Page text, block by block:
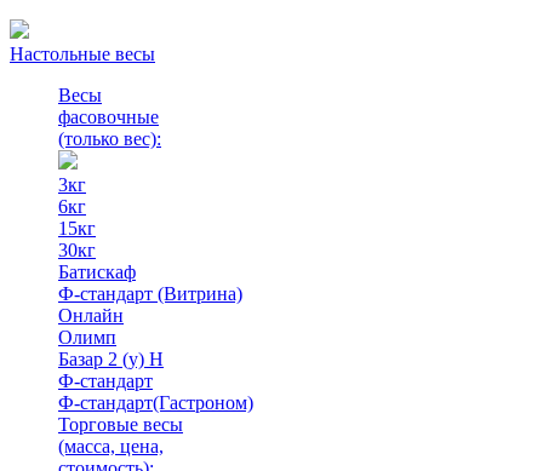
Настольные весы
Весы
фасовочные
(только вес):
3кг
6кг
15кг
30кг
Батискаф
Ф-стандарт (Витрина)
Онлайн
Олимп
Базар 2 (у) Н
Ф-стандарт
Ф-стандарт(Гастроном)
Торговые весы
(масса, цена,